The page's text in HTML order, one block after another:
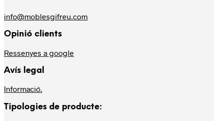
info@moblesgifreu.com
Opinió clients
Ressenyes a google
Avís legal
Informació.
Tipologies de producte: